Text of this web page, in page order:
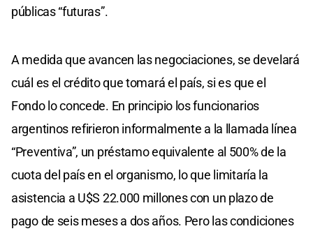
públicas “futuras”.
A medida que avancen las negociaciones, se develará
cuál es el crédito que tomará el país, si es que el
Fondo lo concede. En principio los funcionarios
argentinos refirieron informalmente a la llamada línea
“Preventiva”, un préstamo equivalente al 500% de la
cuota del país en el organismo, lo que limitaría la
asistencia a U$S 22.000 millones con un plazo de
pago de seis meses a dos años. Pero las condiciones